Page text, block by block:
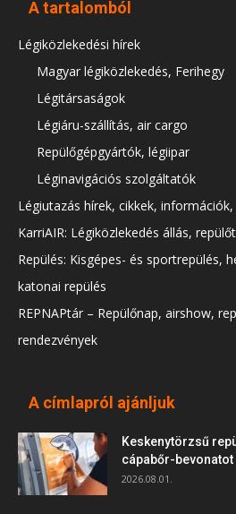
A tartalomból
Légiközlekedési hírek
Magyar légiközlekedés, Ferihegy
Légitársaságok
Légiáru-szállítás, air cargo
Repülőgépgyártók, légiipar
Léginavigációs szolgáltatók
Légiutazás hírek, cikkek,
KarriAIR: Légiközlekedés állás,
Repülés: Kisgépes- és sportrepülés,
katonai repülés
REPNAPtár – Repülőnap, airshow,
rendezvények
A címlapról ajánljuk
Keskenytörzsű
cápabőr-bevonatot
2026.08.01.